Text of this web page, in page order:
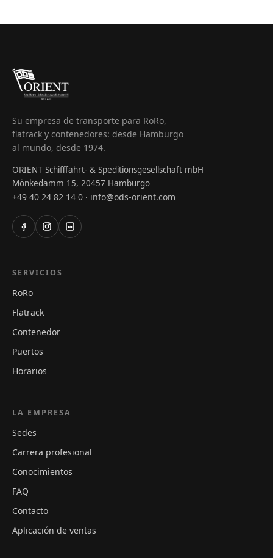
Su empresa de transporte para RoRo,
flatrack y contenedores: desde Hamburgo
al mundo, desde 1974.
ORIENT Schifffahrt- & Speditionsgesellschaft mbH
Mönkedamm 15, 20457 Hamburgo
+49 40 24 82 14 0 · info@ods-orient.com
SERVICIOS
RoRo
Flatrack
Contenedor
Puertos
Horarios
LA EMPRESA
Sedes
Carrera profesional
Conocimientos
FAQ
Contacto
Aplicación de ventas